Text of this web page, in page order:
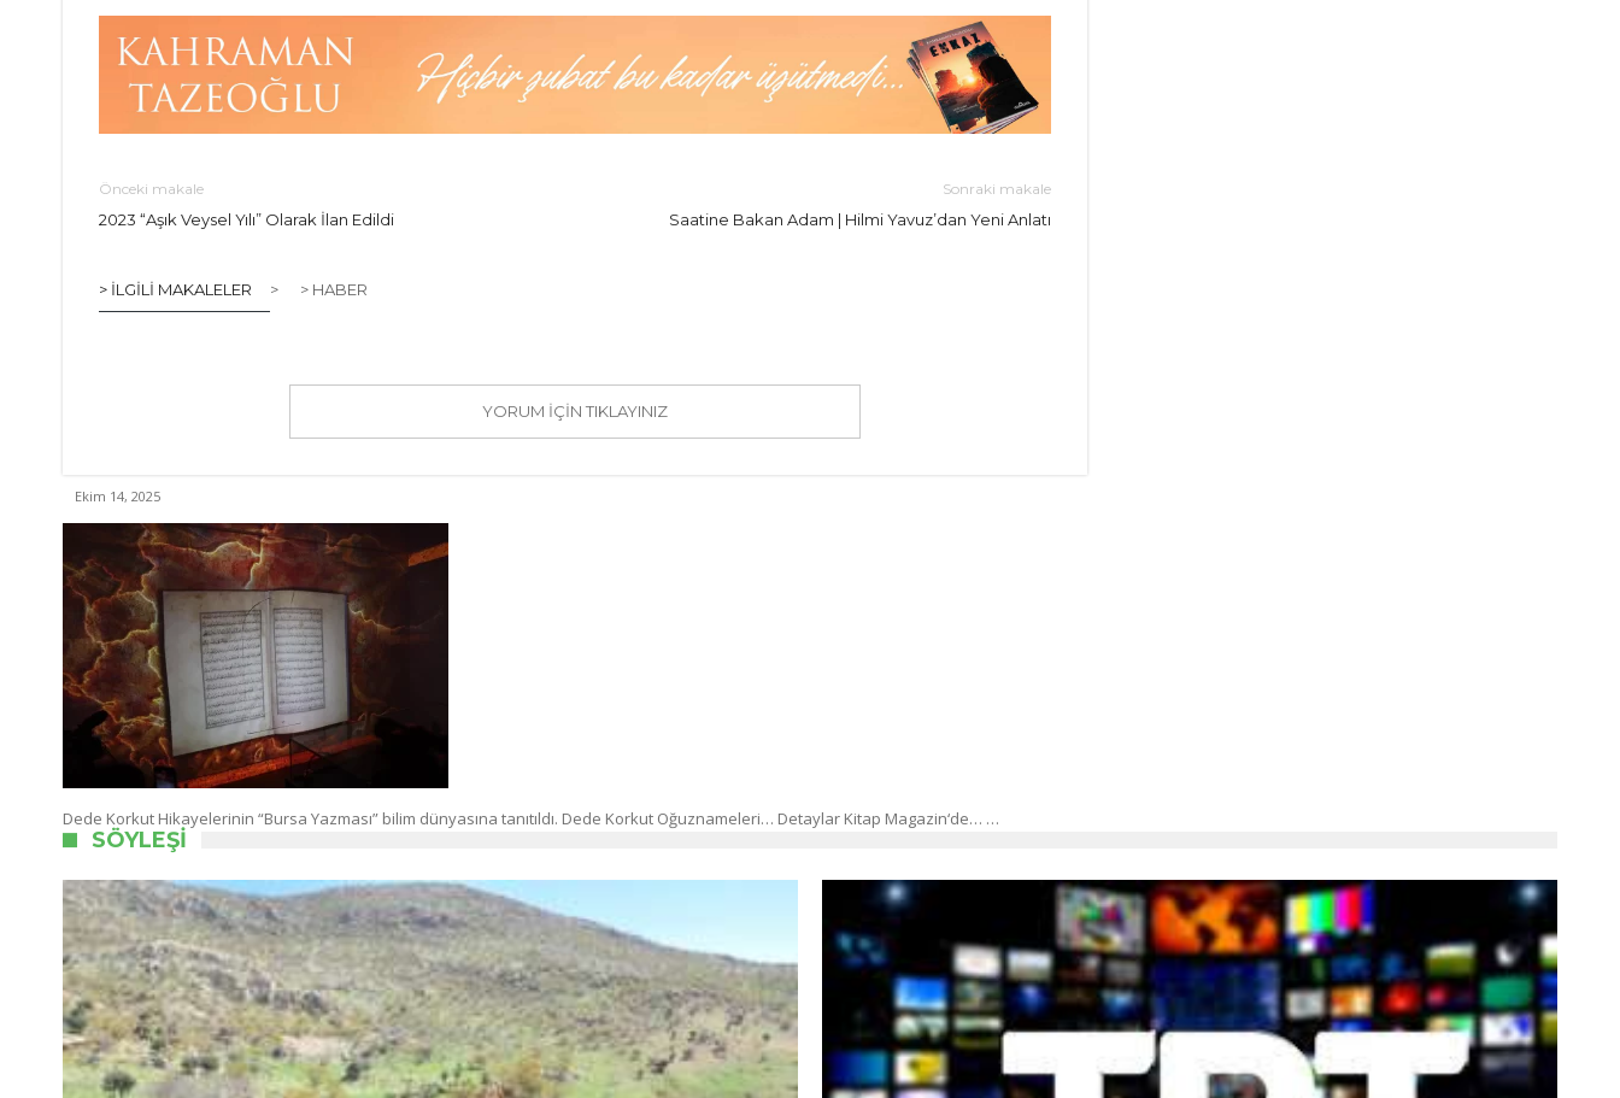
Önceki makale
2023 “Aşık Veysel Yılı” Olarak İlan Edildi
Sonraki makale
Saatine Bakan Adam | Hilmi Yavuz’dan Yeni Anlatı
> İLGILI MAKALELER > > HABER
YORUM IÇIN TIKLAYINIZ
Ekim 14, 2025
Dede Korkut Hikayelerinin “Bursa Yazması” bilim dünyasına tanıtıldı. Dede Korkut Oğuznameleri… Detaylar Kitap Magazin‘de… …
SÖYLEŞI